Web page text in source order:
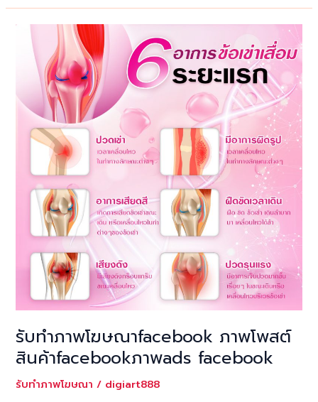
ภาพ
สินค้า
ภาพ
โฆษณา
สำหรับ
บน
เฟส
รับทำภาพโฆษณาfacebook ภาพโพสต์
สินค้าfacebookภาพads facebook
รับทำภาพโฆษณา / digiart888